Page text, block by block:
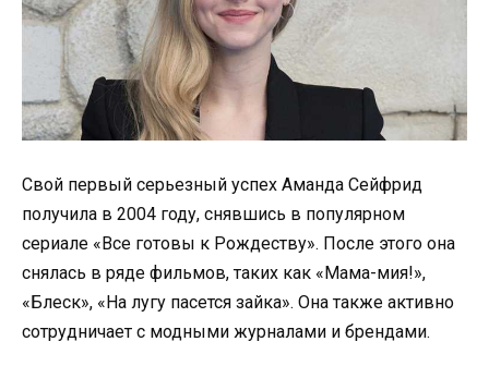
Свой первый серьезный успех Аманда Сейфрид
получила в 2004 году, снявшись в популярном
сериале «Все готовы к Рождеству». После этого она
снялась в ряде фильмов, таких как «Мама-мия!»,
«Блеск», «На лугу пасется зайка». Она также активно
сотрудничает с модными журналами и брендами.